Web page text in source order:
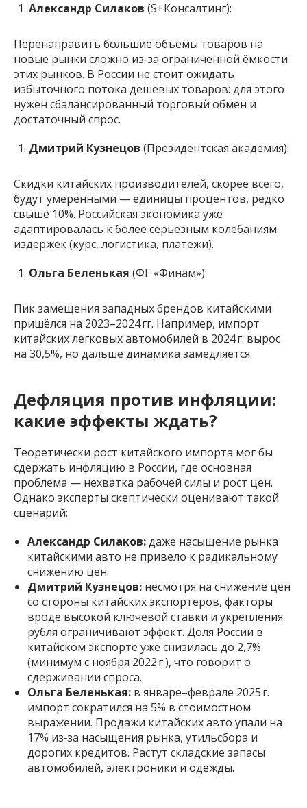
Александр Силаков (S+Консалтинг):
Перенаправить большие объёмы товаров на
новые рынки сложно из‑за ограниченной ёмкости
этих рынков. В России не стоит ожидать
избыточного потока дешёвых товаров: для этого
нужен сбалансированный торговый обмен и
достаточный спрос.
Дмитрий Кузнецов (Президентская академия):
Скидки китайских производителей, скорее всего,
будут умеренными — единицы процентов, редко
свыше 10%. Российская экономика уже
адаптировалась к более серьёзным колебаниям
издержек (курс, логистика, платежи).
Ольга Беленькая (ФГ «Финам»):
Пик замещения западных брендов китайскими
пришёлся на 2023–2024 гг. Например, импорт
китайских легковых автомобилей в 2024 г. вырос
на 30,5%, но дальше динамика замедляется.
Дефляция против инфляции:
какие эффекты ждать?
Теоретически рост китайского импорта мог бы
сдержать инфляцию в России, где основная
проблема — нехватка рабочей силы и рост цен.
Однако эксперты скептически оценивают такой
сценарий:
Александр Силаков:даже насыщение рынка
китайскими авто не привело к радикальному
снижению цен.
Дмитрий Кузнецов: несмотря на снижение цен
со стороны китайских экспортёров, факторы
вроде высокой ключевой ставки и укрепления
рубля ограничивают эффект. Доля России в
китайском экспорте уже снизилась до 2,7%
(минимум с ноября 2022 г.), что говорит о
сдерживании спроса.
Ольга Беленькая: в январе–феврале 2025 г.
импорт сократился на 5% в стоимостном
выражении. Продажи китайских авто упали на
17% из‑за насыщения рынка, утильсбора и
дорогих кредитов. Растут складские запасы
автомобилей, электроники и одежды.